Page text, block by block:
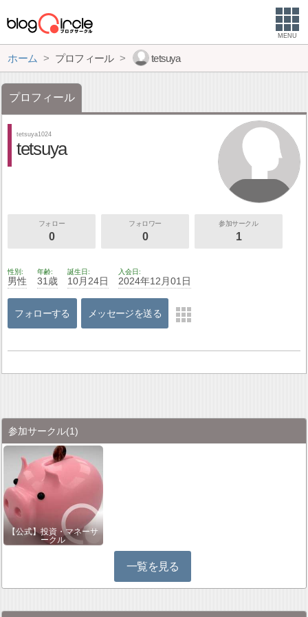
MENU
ホーム プロフィール tetsuya
プロフィール
tetsuya1024
tetsuya
フォロー
0
フォロワー
0
参加サークル
1
性別
男性
年齢
31歳
誕生日
10月24日
入会日
2024年12月01日
フォローする メッセージを送る
参加サークル(1)
【公式】投資・マネーサ
ークル
一覧を見る